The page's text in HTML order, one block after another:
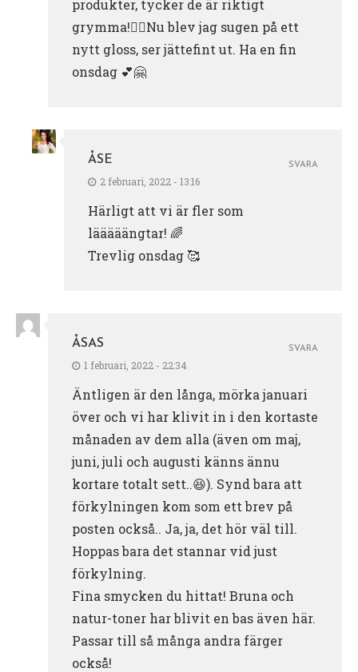
produkter, tycker de är riktigt
grymma!👌🏻Nu blev jag sugen på ett
nytt gloss, ser jättefint ut. Ha en fin
onsdag 💕🤗
ÅSE
2 februari, 2022 - 13:16
Härligt att vi är fler som
lääääängtar! 🌈
Trevlig onsdag 🥰
SVARA
ÅSAS
1 februari, 2022 - 22:34
Äntligen är den långa, mörka januari
över och vi har klivit in i den kortaste
månaden av dem alla (även om maj,
juni, juli och augusti känns ännu
kortare totalt sett..😆). Synd bara att
förkylningen kom som ett brev på
posten också.. Ja, ja, det hör väl till.
Hoppas bara det stannar vid just
förkylning.
Fina smycken du hittat! Bruna och
natur-toner har blivit en bas även här.
Passar till så många andra färger
också!
SVARA